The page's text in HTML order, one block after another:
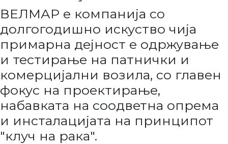
ВЕЛМАР е компанија со
долгогодишно искуство чија
примарна дејност е одржување
и тестирање на патнички и
комерцијални возила, со главен
фокус на проектирање,
набавката на соодветна опрема
и инсталацијата на принципот
"клуч на рака".